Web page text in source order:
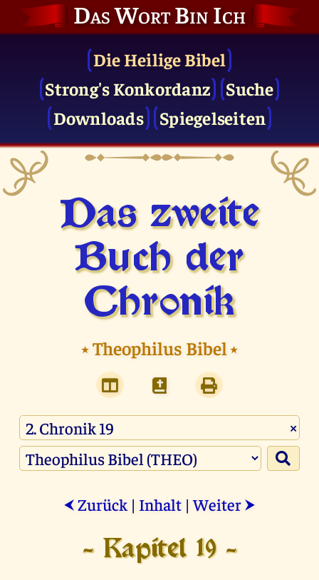
Das Wort Bin Ich
Die Heilige Bibel
Strong's Konkordanz
Suche
Downloads
Spiegelseiten
Das zweite
Buch der
Chronik
⭑Theophilus Bibel⭑
×
⮜ Zurück | Inhalt |Weiter ⮞
- Kapitel 19 -